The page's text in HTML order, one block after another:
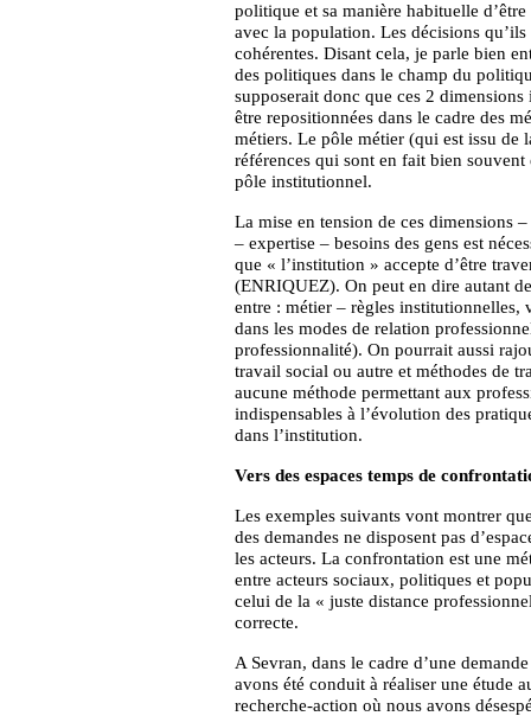
politique et sa manière habituelle
avec la population. Les décisions
cohérentes. Disant cela, je parle bien
des politiques dans le champ du
supposerait donc que ces 2
être repositionnées dans le cadre des
métiers. Le pôle métier (qui est issu
références qui sont en fait bien
pôle institutionnel.
La mise en tension de ces dimensions
– expertise – besoins des gens est
que « l’institution » accepte d’être
(ENRIQUEZ). On peut en dire autant
entre : métier – règles institutionnelles,
dans les modes de relation
professionnalité). On pourrait aussi
travail social ou autre et méthodes de
aucune méthode permettant aux
indispensables à l’évolution des
dans l’institution.
Vers des espaces temps de
Les exemples suivants vont montrer
des demandes ne disposent pas
les acteurs. La confrontation est une
entre acteurs sociaux, politiques et
celui de la « juste distance
correcte.
A Sevran, dans le cadre d’une
avons été conduit à réaliser une étude
recherche-action où nous avons